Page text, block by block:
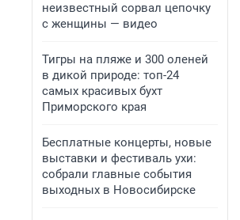
неизвестный сорвал цепочку
с женщины — видео
Тигры на пляже и 300 оленей
в дикой природе: топ-24
самых красивых бухт
Приморского края
Бесплатные концерты, новые
выставки и фестиваль ухи:
собрали главные события
выходных в Новосибирске